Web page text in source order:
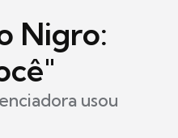
Nigro:
usou